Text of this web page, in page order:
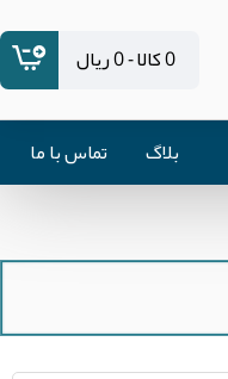
0 کالا - 0 ریال
بلاگ تماس با ما